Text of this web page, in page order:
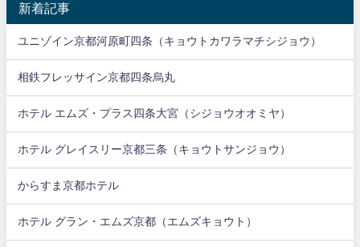
新着記事
ユニゾイン京都河原町四条（キョウトカワラマチシジョウ）
相鉄フレッサイン京都四条烏丸
ホテル エムズ・プラス四条大宮（シジョウオオミヤ）
ホテル グレイスリー京都三条（キョウトサンジョウ）
からすま京都ホテル
ホテル グラン・エムズ京都（エムズキョウト）